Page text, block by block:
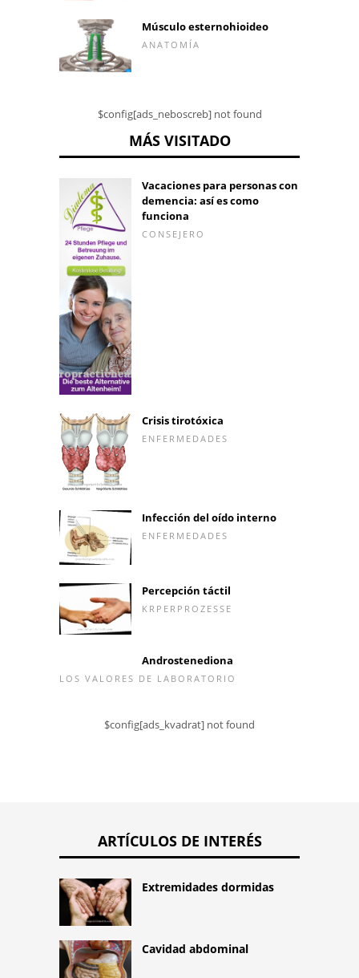
Músculo esternohioideo
ANATOMÍA
$config[ads_neboscreb] not found
MÁS VISITADO
Vacaciones para personas con
demencia: así es como
funciona
CONSEJERO
Crisis tirotóxica
ENFERMEDADES
Infección del oído interno
ENFERMEDADES
Percepción táctil
KRPERPROZESSE
Androstenediona
LOS VALORES DE LABORATORIO
$config[ads_kvadrat] not found
ARTÍCULOS DE INTERÉS
Extremidades dormidas
Cavidad abdominal